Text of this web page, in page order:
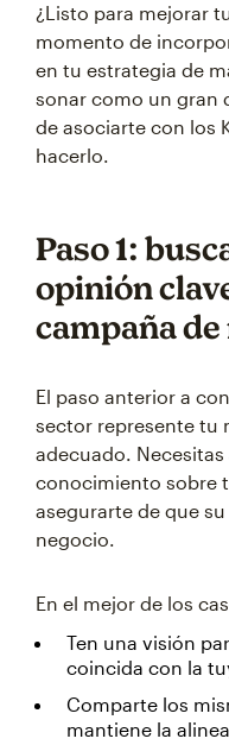
¿Listo para mejorar
momento de
en tu estrategia de
sonar como un gran
de asociarte con los
hacerlo.
Paso 1:
opinión
campaña
El paso anterior a
sector represente tu
adecuado.
conocimiento sobre
asegurarte de que
negocio.
En el mejor de los
Ten una visión
coincida con la
Comparte los
mantiene la